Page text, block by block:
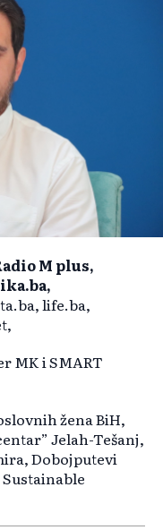
M plus,
life.ba,
MK i SMART
žena BiH,
Jelah-Tešanj,
Dobojputevi